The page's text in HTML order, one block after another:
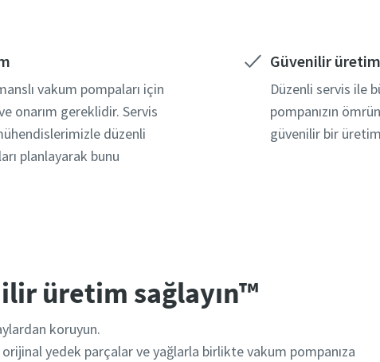
vakum pompaları için
onarım gereklidir. Servis
düzenli
planlayarak bunu
Güvenilir üretim
Düzenli servis ile
pompanızın
güvenilir bir
üretim sağlayın™
koruyun.
yedek parçalar ve yağlarla birlikte vakum pompanıza